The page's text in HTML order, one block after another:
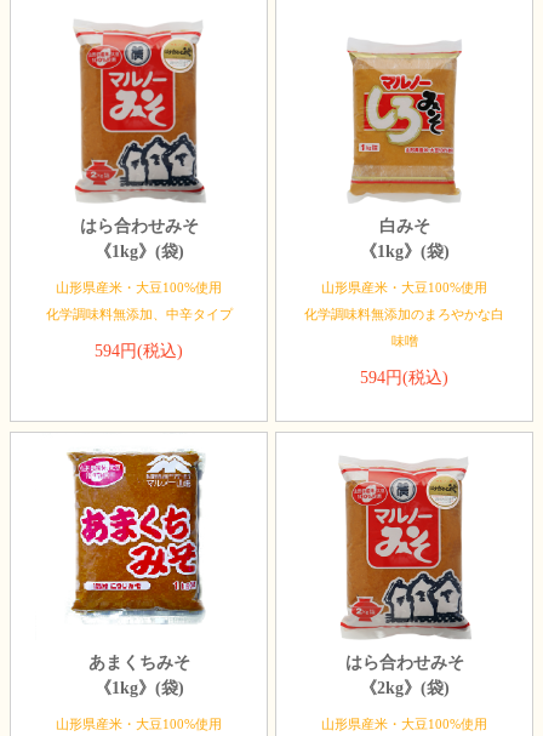
はら合わせみそ
《1kg》(袋)
山形県産米・大豆100%使用
化学調味料無添加、中辛タイプ
594円(税込)
白みそ
《1kg》(袋)
山形県産米・大豆100%使用
化学調味料無添加のまろやかな白
味噌
594円(税込)
あまくちみそ
《1kg》(袋)
山形県産米・大豆100%使用
はら合わせみそ
《2kg》(袋)
山形県産米・大豆100%使用